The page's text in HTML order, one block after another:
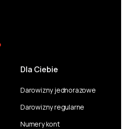
Dla Ciebie
Darowizny jednorazowe
Darowizny regularne
Numery kont